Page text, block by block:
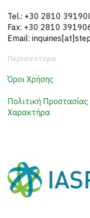
Tel.: +30 2810
Fax: +30 2810
Email:
Περισσότερα
Όροι Χρήσης
Πολιτική
Χαρακτήρα